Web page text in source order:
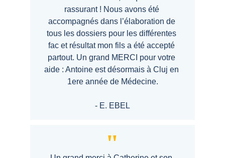
rassurant ! Nous avons été
accompagnés dans l’élaboration de
tous les dossiers pour les différentes
fac et résultat mon fils a été accepté
partout. Un grand MERCI pour votre
aide : Antoine est désormais à Cluj en
1ere année de Médecine.
- E. EBEL
"